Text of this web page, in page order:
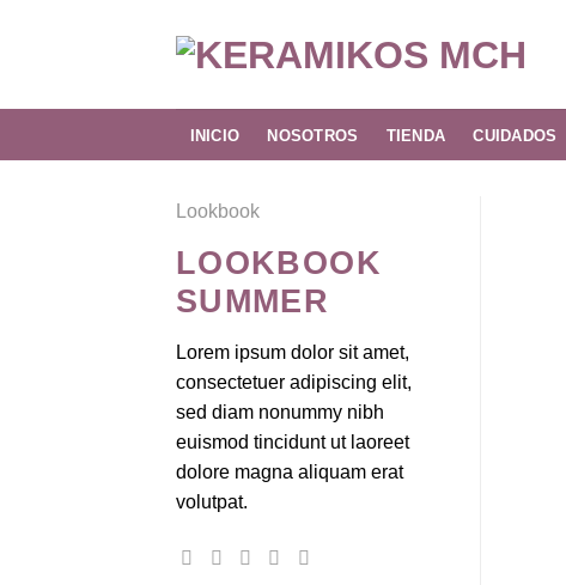
INICIO NOSOTROS TIENDA CUIDADOS
Lookbook
LOOKBOOK
SUMMER
Lorem ipsum dolor sit amet,
consectetuer adipiscing elit,
sed diam nonummy nibh
euismod tincidunt ut laoreet
dolore magna aliquam erat
volutpat.